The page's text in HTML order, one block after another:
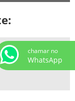
chamar no
WhatsApp